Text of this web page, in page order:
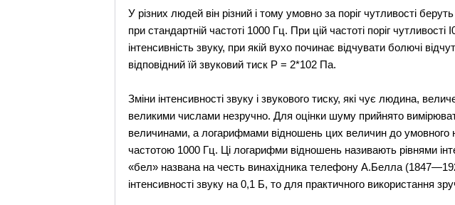
У різних людей він різний і тому умовно за поріг чутливості
при стандартній частоті 1000 Гц. При цій частоті поріг
інтенсивність звуку, при якій вухо починає відчувати болючі
відповідний їй звуковий тиск Р = 2*102 Па.
Зміни інтенсивності звуку і звукового тиску, які чує людина,
великими числами незручно. Для оцінки шуму прийнято
величинами, а логарифмами відношень цих величин до умовного
частотою 1000 Гц. Ці логарифми відношень називають рівнями
«бел» названа на честь винахідника телефону А.Белла
інтенсивності звуку на 0,1 Б, то для практичного